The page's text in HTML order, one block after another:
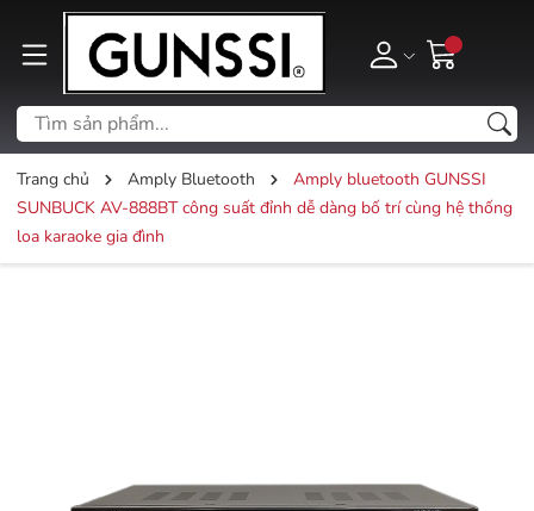
Trang chủ Amply Bluetooth
Amply bluetooth GUNSSI
SUNBUCK AV-888BT công suất đỉnh dễ dàng bố trí cùng hệ thống
loa karaoke gia đình